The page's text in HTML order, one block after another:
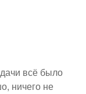
всё было
ничего не